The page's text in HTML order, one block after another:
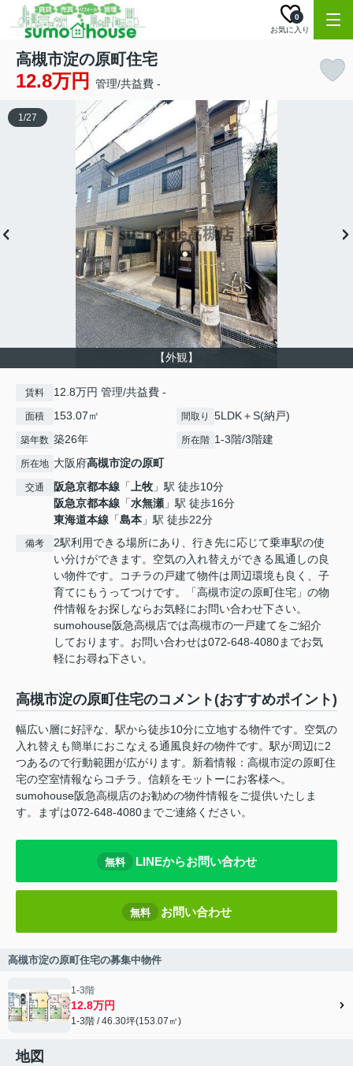
お気に入り
0
高槻市淀の原町住宅
12.8万円 管理/共益費 -
【外観】
1/27
賃料 12.8万円 管理/共益費 -
面積 153.07㎡ 間取り 5LDK＋S(納戸)
築年数 築26年 所在階 1-3階/3階建
所在地 大阪府高槻市淀の原町
交通 阪急京都本線 「上牧 」駅 徒歩10分
阪急京都本線 「水無瀬 」駅 徒歩16分
東海道本線 「島本 」駅 徒歩22分
備考
2駅利用できる場所にあり、行き先に応じて乗車駅の使
い分けができます。空気の入れ替えができる風通しの良
い物件です。コチラの戸建て物件は周辺環境も良く、子
育てにもうってつけです。「高槻市淀の原町住宅」の物
件情報をお探しならお気軽にお問い合わせ下さい。
sumohouse阪急高槻店では高槻市の一戸建てをご紹介
しております。お問い合わせは072-648-4080までお気
軽にお尋ね下さい。
高槻市淀の原町住宅のコメント(おすすめポイント)
幅広い層に好評な、駅から徒歩10分に立地する物件です。空気の
入れ替えも簡単におこなえる通風良好の物件です。駅が周辺に2
つあるので行動範囲が広がります。新着情報：高槻市淀の原町住
宅の空室情報ならコチラ。信頼をモットーにお客様へ。
sumohouse阪急高槻店のお勧めの物件情報をご提供いたしま
す。まずは072-648-4080までご連絡ください。
無料 LINEからお問い合わせ
無料 お問い合わせ
高槻市淀の原町住宅の募集中物件
1-3階
12.8万円
1-3階 / 46.30坪(153.07㎡)
地図